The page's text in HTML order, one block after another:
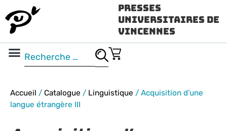
Presses
Universitaires de
Vincennes
Accueil / Catalogue / Linguistique / Acquisition d’une
langue étrangère III